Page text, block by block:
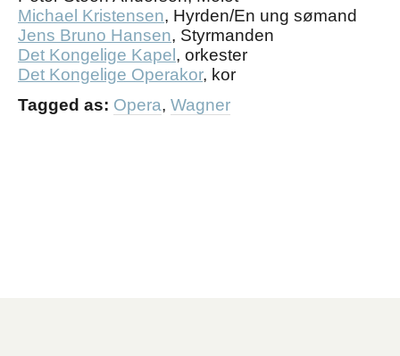
Michael Kristensen, Hyrden/En ung sømand
Jens Bruno Hansen, Styrmanden
Det Kongelige Kapel , orkester
Det Kongelige Operakor, kor
Tagged as: Opera, Wagner